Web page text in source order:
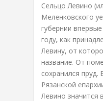
Сельцо Левино
Меленковского
губернии
году, как
Левину, от
название. От
сохранился пруд.
Рязанской
Левино значится